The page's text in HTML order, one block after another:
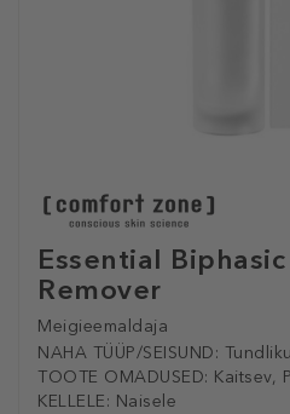
Essential
Remover
Meigieemaldaja
NAHA TÜÜP/SEISUND:
TOOTE OMADUSED: Kaitsev,
KELLELE: Naisele